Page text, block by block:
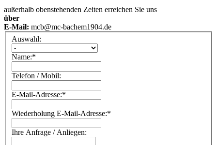
außerhalb obenstehenden Zeiten erreichen Sie uns
über
E-Mail: mcb@mc-bachem1904.de
Auswahl:
Name:*
Telefon / Mobil:
E-Mail-Adresse:*
Wiederholung E-Mail-Adresse:*
Ihre Anfrage / Anliegen: